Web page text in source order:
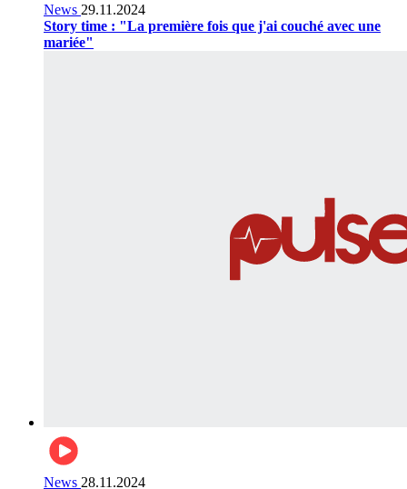
News 29.11.2024
Story time : "La première fois que j'ai couché avec une
mariée"
News 28.11.2024